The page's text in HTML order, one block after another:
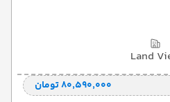
Land
۸۰٬۵۹۰٬۰۰۰ تومان